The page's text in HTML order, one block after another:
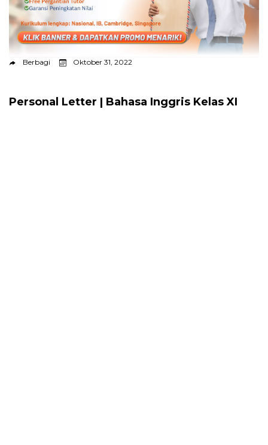
Berbagi Oktober 31, 2022
Personal Letter | Bahasa Inggris Kelas XI